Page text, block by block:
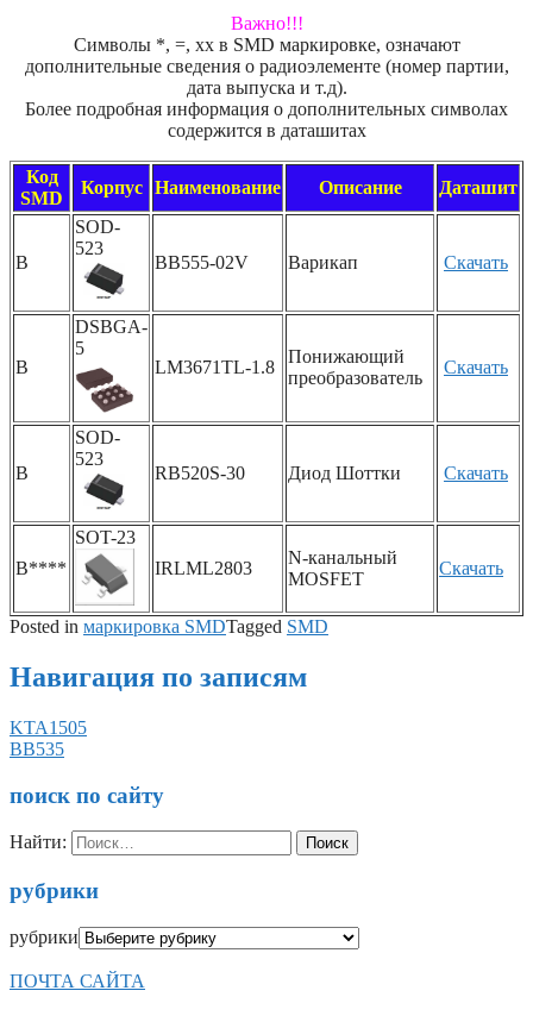
Важно!!!
Символы *, =, xx в SMD маркировке, означают
дополнительные сведения о радиоэлементе (номер партии,
дата выпуска и т.д).
Более подробная информация о дополнительных символах
содержится в даташитах
Код
SMD
Корпус Наименование Описание Даташит
B
SOD-
523
BB555-02V Варикап Скачать
B
DSBGA-
5
LM3671TL-1.8
Понижающий
преобразователь
Скачать
B
SOD-
523
RB520S-30 Диод Шоттки Скачать
B****
SOT-23
IRLML2803
N-канальный
MOSFET
Скачать
Posted in маркировка SMDTagged SMD
Навигация по записям
KTA1505
BB535
поиск по сайту
Найти:
рубрики
рубрики
ПОЧТА САЙТА